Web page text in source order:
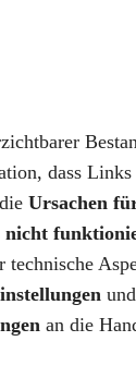
dass
Ursachen
nicht
und
an die